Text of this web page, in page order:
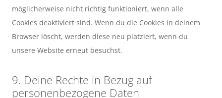
möglicherweise nicht richtig funktioniert, wenn alle
Cookies deaktiviert sind. Wenn du die Cookies in deinem
Browser löscht, werden diese neu platziert, wenn du
unsere Website erneut besuchst.
9. Deine Rechte in Bezug auf
personenbezogene Daten